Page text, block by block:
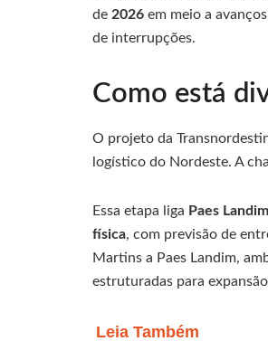
de 2026 em meio a
de interrupções.
Como está
O projeto da
logístico do Nordeste. A
Essa etapa liga Paes
física, com previsão de
Martins a Paes Landim,
estruturadas para
Leia Também